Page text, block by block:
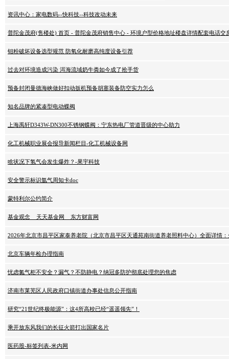
资讯中心：家电数码--快科技--科技改动未来
普陀金茂府(售楼处) 首页 - 普陀金茂府销售中心 - 环境户型价格地址楼盘详情配套电话交
钼粉破坏设备选型规范 防氧化耐磨高纯度设备引荐
过去对环境造成污染 洱海流域奶牛粪如今成了抢手货
预备封闭曼德海峡做好扣动扳机预备胡塞装备防空实力怎么
知名品牌的紧凑型电动蝶阀
上海禹轩D343W-DN300不锈钢蝶阀：宁东热电厂管道晋级的中心助力
化工机械职业展会报导新闻栏目-化工机械设备网
啥状况下氢气会发生爆炸？-果宇科技
安全警示标识氩气周知卡doc
蒙特利尔公约简介
基金观念 _ 天天基金网 _ 东方财富网
2026年北京市昌平区家泰养老院（北京市昌平区天通苑南街道养老照料中心）全面详情
北京车辆年检办理指南
忧虑氮气柜不安全？漏气？不防静电？纳冠多防护彻底处理您的焦虑
济南市莱芜区人民政府口镇街道办事处信息公开指南
研究“21世纪终极能源”：这4所高校已经“遥遥领先”！
乘开放东风我们的长征火箭打出国家名片
医药股-标签列表-米内网